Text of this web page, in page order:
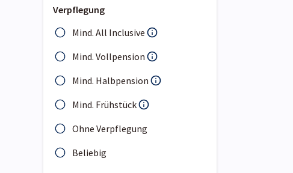
Verpflegung
Mind. All Inclusive
Mind. Vollpension
Mind. Halbpension
Mind. Frühstück
Ohne Verpflegung
Beliebig